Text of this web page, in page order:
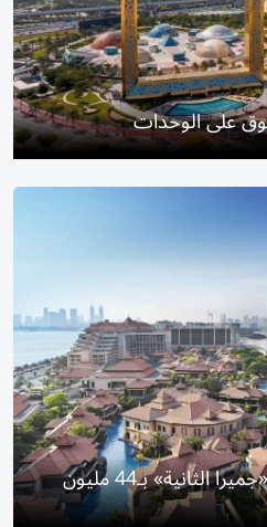
على الوحدات
دبي.. بيع وحدة فاخرة في «جميرا الثانية» بـ44 مليون